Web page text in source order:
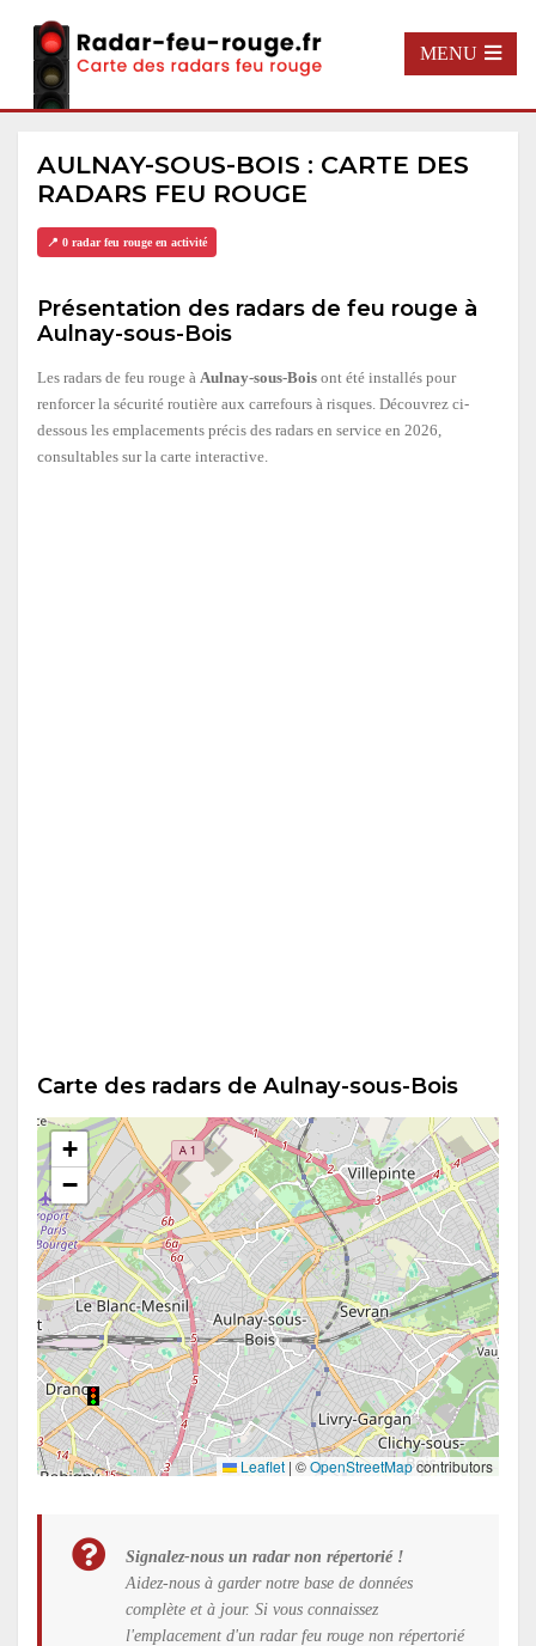
MENU
AULNAY-SOUS-BOIS : CARTE DES
RADARS FEU ROUGE
📍 0 radar feu rouge en activité
Présentation des radars de feu rouge à
Aulnay-sous-Bois
Les radars de feu rouge à Aulnay-sous-Bois ont été installés pour
renforcer la sécurité routière aux carrefours à risques. Découvrez ci-
dessous les emplacements précis des radars en service en 2026,
consultables sur la carte interactive.
Carte des radars de Aulnay-sous-Bois
+
−
Leaflet | ©OpenStreetMapcontributors
Signalez-nous un radar non répertorié !
Aidez-nous à garder notre base de données
complète et à jour. Si vous connaissez
l'emplacement d'un radar feu rouge non répertorié